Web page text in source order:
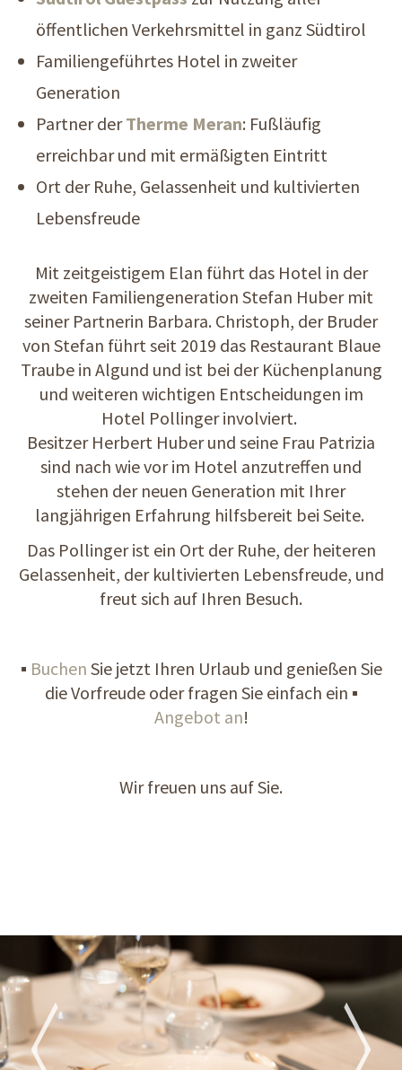
öffentlichen Verkehrsmittel in ganz Südtirol
Familiengeführtes Hotel in zweiter
Generation
Partner derTherme Meran: Fußläufig
erreichbar und mit ermäßigten Eintritt
Ort der Ruhe, Gelassenheit und kultivierten
Lebensfreude
Mit zeitgeistigem Elan führt das Hotel in der
zweiten Familiengeneration Stefan Huber mit
seiner Partnerin Barbara. Christoph, der Bruder
von Stefan führt seit 2019 das Restaurant Blaue
Traube in Algund und ist bei der Küchenplanung
und weiteren wichtigen Entscheidungen im
Hotel Pollinger involviert.
Besitzer Herbert Huber und seine Frau Patrizia
sind nach wie vor im Hotel anzutreffen und
stehen der neuen Generation mit Ihrer
langjährigen Erfahrung hilfsbereit bei Seite.
Das Pollinger ist ein Ort der Ruhe, der heiteren
Gelassenheit, der kultivierten Lebensfreude, und
freut sich auf Ihren Besuch.
▪ Buchen Sie jetzt Ihren Urlaub und genießen Sie
die Vorfreude oder fragen Sie einfach ein ▪
Angebot an!
Wir freuen uns auf Sie.